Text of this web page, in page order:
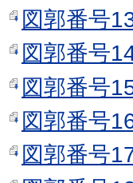
図郭番号
図郭番号
図郭番号
図郭番号
図郭番号